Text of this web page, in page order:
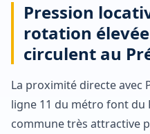
Pression
rotation
circulent au
La proximité directe avec
ligne 11 du métro font du
commune très attractive